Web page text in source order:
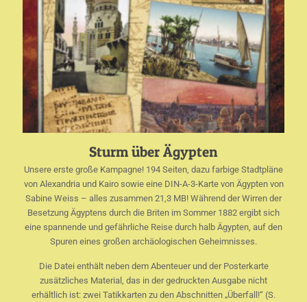
Sturm über Ägypten
Unsere erste große Kampagne! 194 Seiten, dazu farbige Stadtpläne
von Alexandria und Kairo sowie eine DIN-A-3-Karte von Ägypten von
Sabine Weiss – alles zusammen 21,3 MB! Während der Wirren der
Besetzung Ägyptens durch die Briten im Sommer 1882 ergibt sich
eine spannende und gefährliche Reise durch halb Ägypten, auf den
Spuren eines großen archäologischen Geheimnisses.
Die Datei enthält neben dem Abenteuer und der Posterkarte
zusätzliches Material, das in der gedruckten Ausgabe nicht
erhältlich ist: zwei Tatikkarten zu den Abschnitten „Überfall!“ (S.